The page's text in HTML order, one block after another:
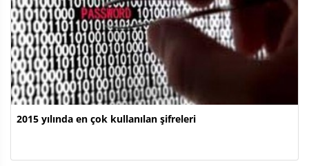
2015 yılında en çok kullanılan şifreleri